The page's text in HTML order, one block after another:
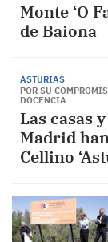
Monte ‘O
de Baiona
ASTURIAS
POR SU
DOCENCIA
Las casas
Madrid
Cellino